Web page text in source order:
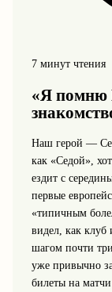
7 минут чтения
«Я помню
Наш герой —
как «Седой»,
ездит с
первые
«типичным
видел, как клуб
шагом почти
уже привычно
билеты на